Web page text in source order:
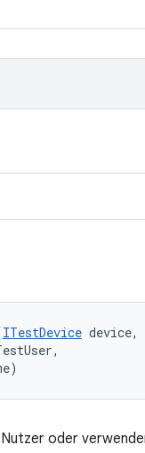
ITestDevice device,
oder